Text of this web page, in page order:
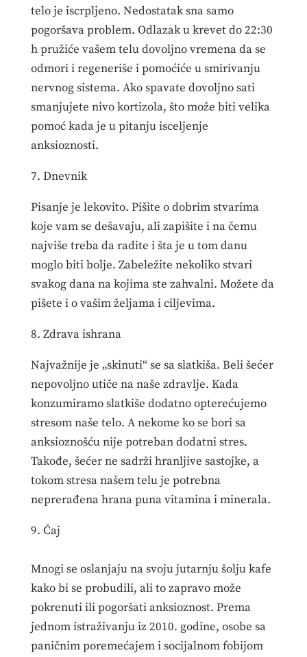
telo je iscrpljeno. Nedostatak sna samo
pogoršava problem. Odlazak u krevet do 22:30
h pružiće vašem telu dovoljno vremena da se
odmori i regeneriše i pomoćiće u smirivanju
nervnog sistema. Ako spavate dovoljno sati
smanjujete nivo kortizola, što može biti velika
pomoć kada je u pitanju isceljenje
anksioznosti.
7. Dnevnik
Pisanje je lekovito. Pišite o dobrim stvarima
koje vam se dešavaju, ali zapišite i na čemu
najviše treba da radite i šta je u tom danu
moglo biti bolje. Zabeležite nekoliko stvari
svakog dana na kojima ste zahvalni. Možete da
pišete i o vašim željama i ciljevima.
8. Zdrava ishrana
Najvažnije je „skinuti“ se sa slatkiša. Beli šećer
nepovoljno utiče na naše zdravlje. Kada
konzumiramo slatkiše dodatno opterećujemo
stresom naše telo. A nekome ko se bori sa
anksioznošću nije potreban dodatni stres.
Takođe, šećer ne sadrži hranljive sastojke, a
tokom stresa našem telu je potrebna
neprerađena hrana puna vitamina i minerala.
9. Čaj
Mnogi se oslanjaju na svoju jutarnju šolju kafe
kako bi se probudili, ali to zapravo može
pokrenuti ili pogoršati anksioznost. Prema
jednom istraživanju iz 2010. godine, osobe sa
paničnim poremećajem i socijalnom fobijom